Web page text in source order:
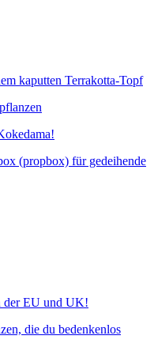
kaputten Terrakotta-Topf
(propbox) für gedeihende
der EU und UK!
die du bedenkenlos